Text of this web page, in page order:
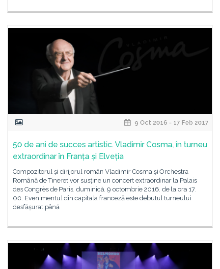
9 Oct 2016 - 17 Feb 2017
50 de ani de succes artistic. Vladimir Cosma, în turneu
extraordinar în Franța și Elveția
Compozitorul și dirijorul român Vladimir Cosma și Orchestra
Română de Tineret vor susține un concert extraordinar la Palais
des Congrès de Paris, duminică, 9 octombrie 2016, de la ora 17.
00. Evenimentul din capitala franceză este debutul turneului
desfășurat până